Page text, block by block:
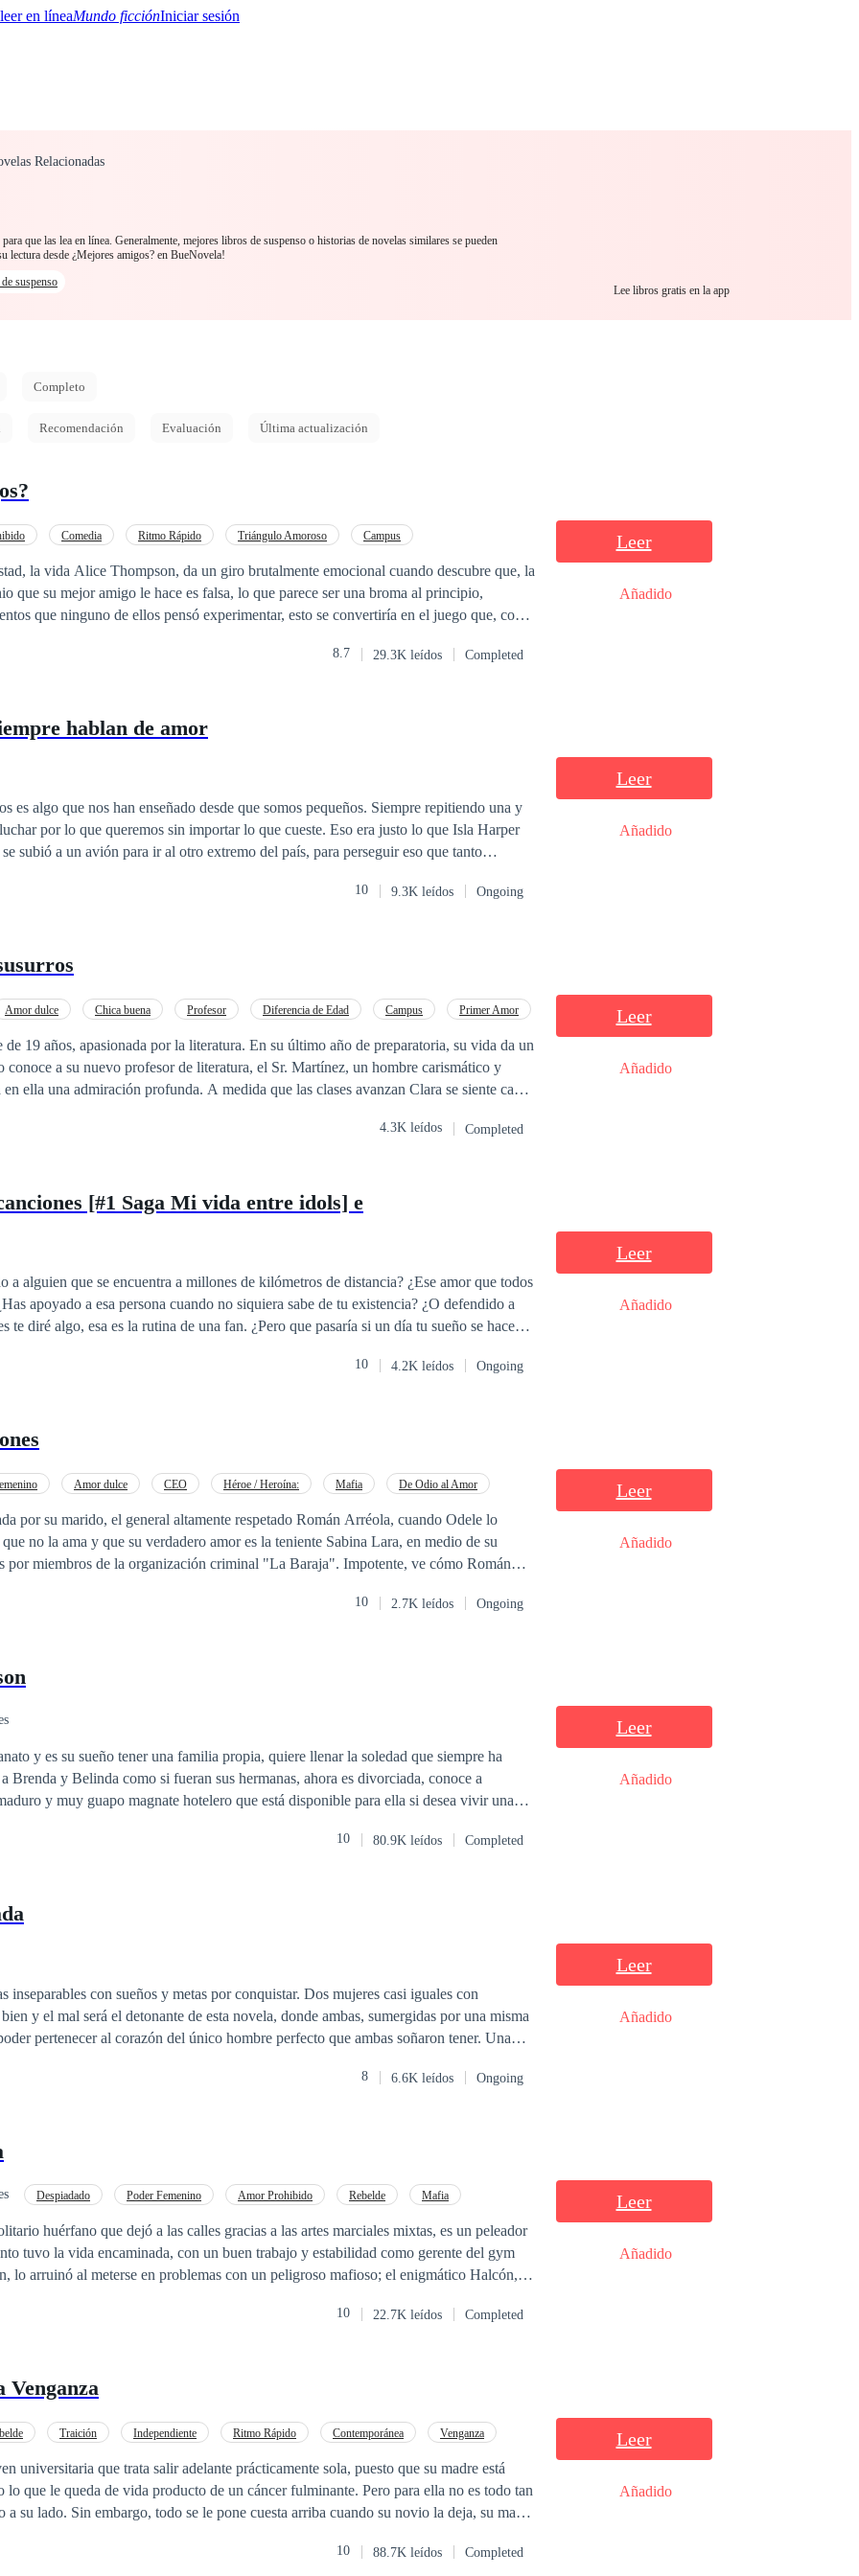
Mundo ficciónIniciar sesión
Relacionadas
que las lea en línea. Generalmente, mejores libros de suspenso o historias de novelas similares se pueden
lectura desde ¿Mejores amigos? en BueNovela!
suspenso
Lee libros gratis en la app
Completo
Recomendación Evaluación Última actualización
Comedia Ritmo Rápido Triángulo Amoroso
Campus
que su mejor amigo le hace es falsa, lo que parece ser una broma al principio,
que ninguno de ellos pensó experimentar, esto se convertiría en el juego que, con
8.7 29.3K leídos Completed
Leer
Añadido
hablan de amor
es algo que nos han enseñado desde que somos pequeños. Siempre repitiendo una y
que queremos sin importar lo que cueste. Eso era justo lo que Isla Harper
subió a un avión para ir al otro extremo del país, para perseguir eso que tanto
más, nuevas amistades, nuevos gustos, pero sobre todo, algo sobre lo que solamente
10 9.3K leídos Ongoing
Leer
Añadido
Amor dulce Chica buena Profesor Diferencia de Edad Campus Primer Amor
de 19 años, apasionada por la literatura. En su último año de preparatoria, su vida da un
conoce a su nuevo profesor de literatura, el Sr. Martínez, un hombre carismático y
en ella una admiración profunda. A medida que las clases avanzan Clara se siente cada
4.3K leídos Completed
Leer
Añadido
[#1 Saga Mi vida entre idols] e
a alguien que se encuentra a millones de kilómetros de distancia? ¿Ese amor que todos
apoyado a esa persona cuando no siquiera sabe de tu existencia? ¿O defendido a
10 4.2K leídos Ongoing
Leer
Añadido
Amor dulce CEO Héroe / Heroína: Mafia
De Odio al Amor
por su marido, el general altamente respetado Román Arréola, cuando Odele lo
no la ama y que su verdadero amor es la teniente Sabina Lara, en medio de su
de la organización criminal "La Baraja". Impotente, ve cómo Román
vez más. Más tarde, Odele despierta en un basurero en otro
10 2.7K leídos Ongoing
Leer
Añadido
y es su sueño tener una familia propia, quiere llenar la soledad que siempre ha
Brenda y Belinda como si fueran sus hermanas, ahora es divorciada, conoce a
y muy guapo magnate hotelero que está disponible para ella si desea vivir una
no podrá resistirse a entregarse a la aventura. ¿Qué hará Elena al estar entre estos
10 80.9K leídos Completed
Leer
Añadido
con sueños y metas por conquistar. Dos mujeres casi iguales con
pertenecer al corazón del único hombre perfecto que ambas soñaron tener. Una
8 6.6K leídos Ongoing
Leer
Añadido
Despiadado Poder Femenino Amor Prohibido Rebelde
Mafia
huérfano que dejó a las calles gracias a las artes marciales mixtas, es un peleador
tuvo la vida encaminada, con un buen trabajo y estabilidad como gerente del gym
lo arruinó al meterse en problemas con un peligroso mafioso; el enigmático Halcón,
que ha sido desde siempre una tentación para él, sus caminos no tendrían que
no podemos juzgar a las personas sin conocerlas, lecciones de vida que
10 22.7K leídos Completed
Leer
Añadido
Venganza
Traición Independiente Ritmo Rápido Contemporánea
Venganza
prácticamente sola, puesto que su madre está
lo que le queda de vida producto de un cáncer fulminante. Pero para ella no es todo tan
a su lado. Sin embargo, todo se le pone cuesta arriba cuando su novio la deja, su madre
el anuncio en un diario electrónico que le llama la atención y decide que para no
10 88.7K leídos Completed
Leer
Añadido